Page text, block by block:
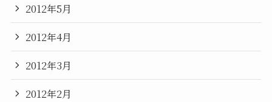
2012年5月
2012年4月
2012年3月
2012年2月